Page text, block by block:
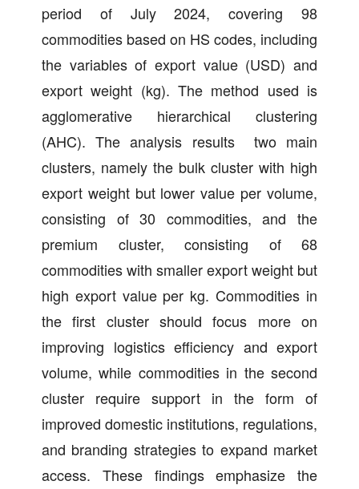
period of July 2024, covering 98
commodities based on HS codes, including
the variables of export value (USD) and
export weight (kg). The method used is
agglomerative hierarchical clustering
(AHC). The analysis results two main
clusters, namely the bulk cluster with high
export weight but lower value per volume,
consisting of 30 commodities, and the
premium cluster, consisting of 68
commodities with smaller export weight but
high export value per kg. Commodities in
the first cluster should focus more on
improving logistics efficiency and export
volume, while commodities in the second
cluster require support in the form of
improved domestic institutions, regulations,
and branding strategies to expand market
access. These findings emphasize the